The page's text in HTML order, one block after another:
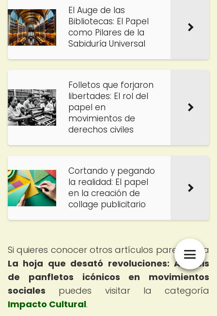
El Auge de las
Bibliotecas: El Papel
como Pilares de la
Sabiduría Universal
Folletos que forjaron
libertades: El rol del
papel en
movimientos de
derechos civiles
Cortando y pegando
la realidad: El papel
en la creación de
collage publicitario
Si quieres conocer otros artículos parecidos a
La hoja que desató revoluciones: Análisis
de panfletos icónicos en movimientos
sociales puedes visitar la categoría
Impacto Cultural.